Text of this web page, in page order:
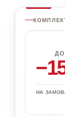
ДО
НА